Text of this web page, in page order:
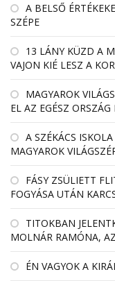
A BELSŐ
SZÉPE
13 LÁNY KÜZD A
VAJON KIÉ LESZ A
MAGYAROK
EL AZ EGÉSZ ORSZÁG
A SZÉKÁCS
MAGYAROK
FÁSY ZSÜLIETT
FOGYÁSA UTÁN
TITOKBAN
MOLNÁR RAMÓNA,
ÉN VAGYOK A